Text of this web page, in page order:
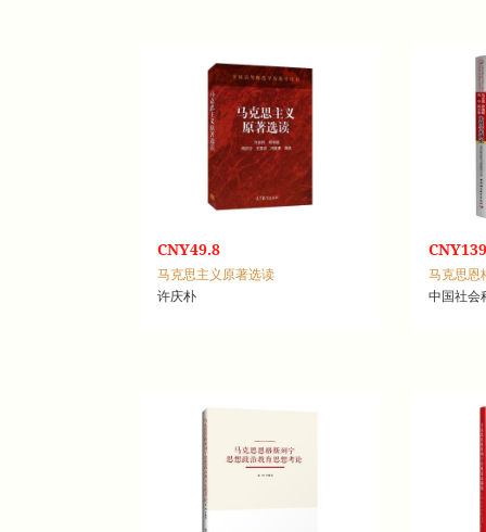
CNY49.8
马克思主义原著选读
许庆朴
中国社会